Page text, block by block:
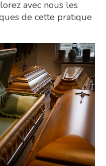
avec nous les
de cette pratique